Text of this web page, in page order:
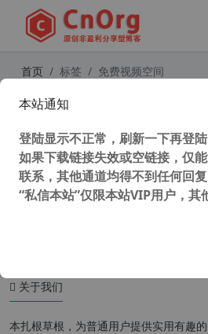
首页 标签 免费视频空间
关于我们
本扎根草根，为普通用户提供实用有趣
本站通知
登陆显示不正常，刷新一下再登
如果下载链接失效或空链接，仅
联系，其他通道均得不到任何回
“私信本站”仅限本站VIP用户，其